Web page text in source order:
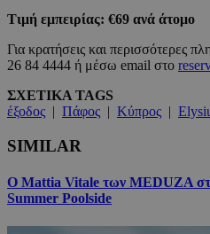
Τιμή εμπειρίας: €69 ανά άτομο
Για κρατήσεις και περισσότερες
26 84 4444 ή μέσω email στο
ΣΧΕΤΙΚΑ TAGS
έξοδος | Πάφος | Κύπρος |
SIMILAR
Ο Mattia Vitale των MEDUZA
Summer Poolside